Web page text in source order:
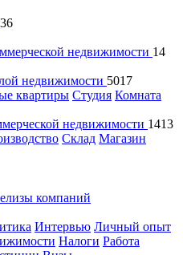
недвижимости 14
недвижимости 5017
квартиры Студия Комната
недвижимости 1413
Склад Магазин
компаний
Интервью Личный опыт
Налоги Работа